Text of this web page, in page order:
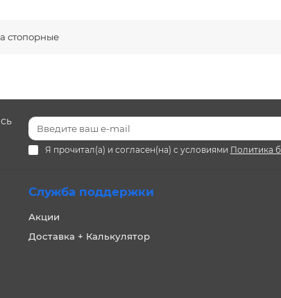
стопорные
Я прочитал(а) и согласен(на) с условиями Политика
Служба поддержки
Акции
Доставка + Калькулятор